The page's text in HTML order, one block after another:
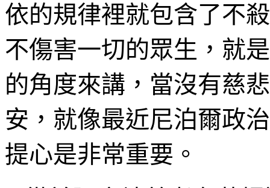
依的規律裡就包含了不
不傷害一切的眾生，就
的角度來講，當沒有慈
安，就像最近尼泊爾政
提心是非常重要。